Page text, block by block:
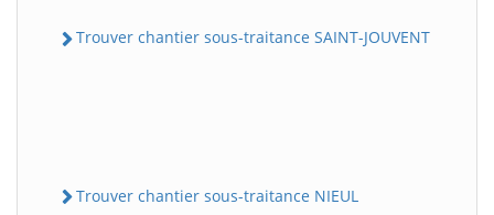
Trouver chantier sous-traitance SAINT-JOUVENT
Trouver chantier sous-traitance NIEUL